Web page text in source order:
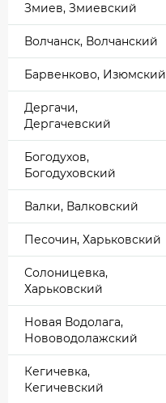
Змиев, Змиевский
Волчанск, Волчанский
Барвенково, Изюмский
Дергачи,
Дергачевский
Богодухов,
Богодуховский
Валки, Валковский
Песочин, Харьковский
Солоницевка,
Харьковский
Новая Водолага,
Нововодолажский
Кегичевка,
Кегичевский